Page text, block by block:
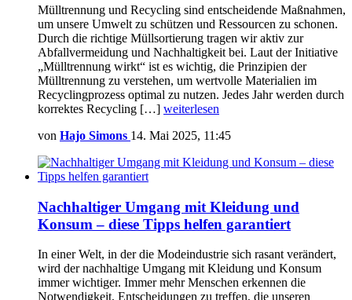
Mülltrennung und Recycling sind entscheidende Maßnahmen,
um unsere Umwelt zu schützen und Ressourcen zu schonen.
Durch die richtige Müllsortierung tragen wir aktiv zur
Abfallvermeidung und Nachhaltigkeit bei. Laut der Initiative
„Mülltrennung wirkt“ ist es wichtig, die Prinzipien der
Mülltrennung zu verstehen, um wertvolle Materialien im
Recyclingprozess optimal zu nutzen. Jedes Jahr werden durch
korrektes Recycling […] weiterlesen
von Hajo Simons 14. Mai 2025, 11:45
Nachhaltiger Umgang mit Kleidung und
Konsum – diese Tipps helfen garantiert
In einer Welt, in der die Modeindustrie sich rasant verändert,
wird der nachhaltige Umgang mit Kleidung und Konsum
immer wichtiger. Immer mehr Menschen erkennen die
Notwendigkeit, Entscheidungen zu treffen, die unseren